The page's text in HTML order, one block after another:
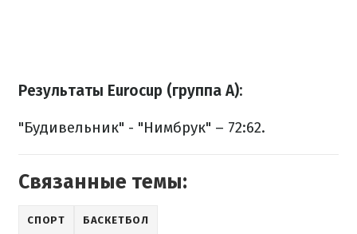
Результаты Eurocup (группа А):
"Будивельник" - "Нимбрук" – 72:62.
Связанные темы:
СПОРТ БАСКЕТБОЛ